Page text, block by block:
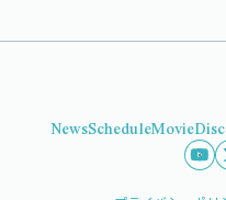
NewsScheduleMovie